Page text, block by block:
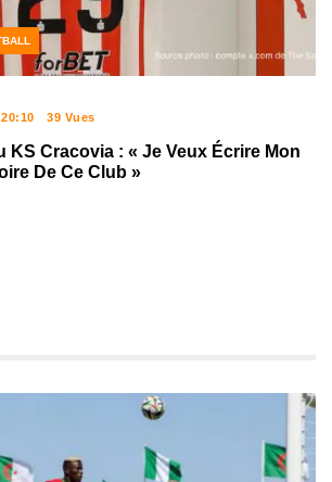
39 Vues
KS Cracovia : « Je Veux Écrire Mon
De Ce Club »